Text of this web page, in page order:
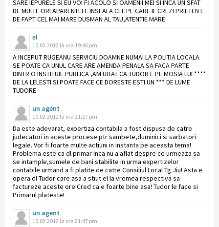
SARE IEPURELE SI EU VOI FI ACOLO SI OAMENII MEI SI INCA UN SFAT
DE MULTE ORI APARENTELE INSEALA CEL PE CARE IL CREZI PRIETEN E
DE FAPT CEL MAI MARE DUSMAN AL TAU,ATENTIE MARE
el
10.02.2012 la ora 19:46 pm
A INCEPUT RUGEANU SERVICIU DOAMNE NUMAI LA POLITIA LOCALA
SE POATE CA UNUL CARE ARE AMENDA PENALA SA FACA PARTE
DINTR O INSTITUIE PUBLICA ,AM UITAT CA TUDOR E PE MOSIA LUI ****
DE LA LELESTI SI POATE FACE CE DORESTE ESTI UN *** DE LUME
TUDORE
un agent
10.02.2012 la ora 21:27 pm
Da este adevarat, expertiza contabila a fost dispusa de catre
judecatori in aceste procese ptr sambete,duminici si sarbatori
legale. Vor fi foarte multe actiuni in instanta pe aceasta tema!
Problema este ca dl primar inca nu a aflat despre ce urmeaza sa
se intample,sumele de bani stabilite in urma expertizelor
contabile urmand a fi platite de catre Consiliul Local Tg Jiu! Asta e
opera dl Tudor care asa a stiut el la vremea respectiva sa
factureze aceste ore!Cred ca e foarte bine asa! Tudor le face si
Primarul plateste!
un agent
10.02.2012 la ora 21:47 pm